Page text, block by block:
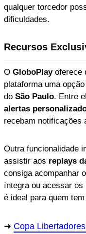
qualquer torcedor
dificuldades.
Recursos
O GloboPlayoferece
plataforma uma
do São Paulo. Entre
alertas
recebam notificações
Outra funcionalidade
assistir aos replays
consiga acompanhar
íntegra ou acessar
é ideal para quem
Copa